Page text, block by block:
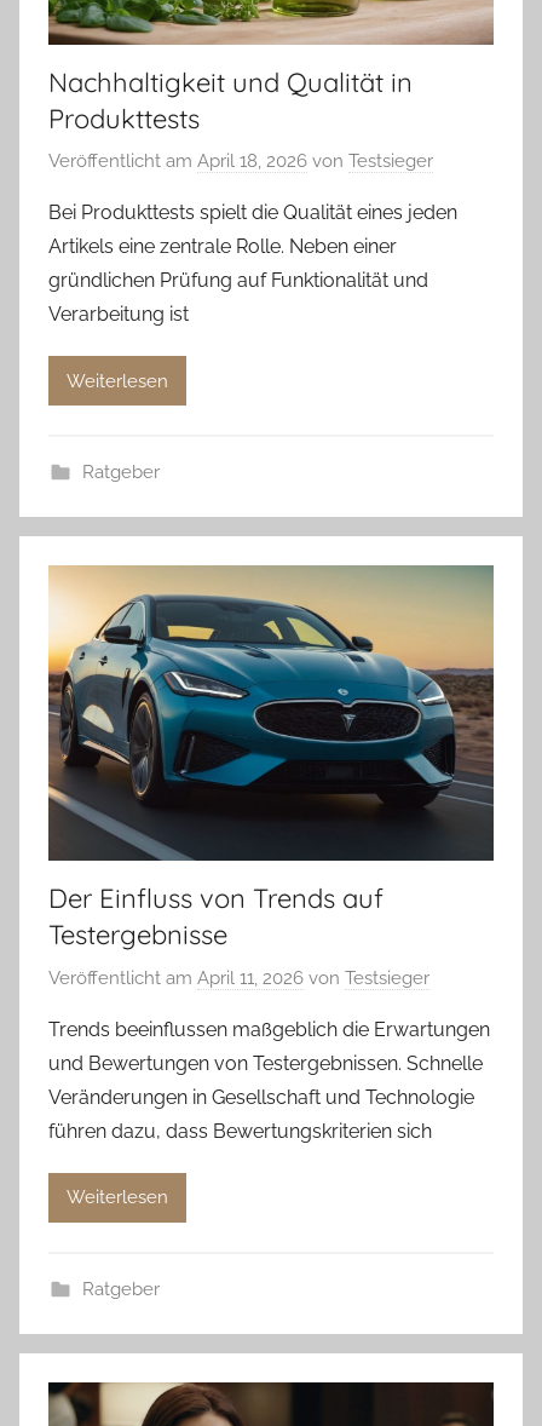
Nachhaltigkeit und Qualität in
Produkttests
Veröffentlicht am April 18, 2026 von Testsieger
Bei Produkttests spielt die Qualität eines jeden
Artikels eine zentrale Rolle. Neben einer
gründlichen Prüfung auf Funktionalität und
Verarbeitung ist
Weiterlesen
Ratgeber
Der Einfluss von Trends auf
Testergebnisse
Veröffentlicht am April 11, 2026 von Testsieger
Trends beeinflussen maßgeblich die Erwartungen
und Bewertungen von Testergebnissen. Schnelle
Veränderungen in Gesellschaft und Technologie
führen dazu, dass Bewertungskriterien sich
Weiterlesen
Ratgeber